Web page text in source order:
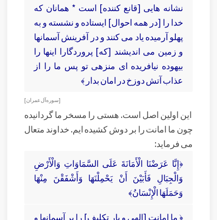
نشانه‏ هايى [قانع كننده] است * همانان كه
خدا را [در همه احوال] ايستاده و نشسته و به
پهلو آرميده ياد مى كنند و در آفرينش آسمانها
و زمين مى‏ انديشند [كه] پروردگارا اينها را
بيهوده نيافريده‏ اى منزهى تو پس ما را از
عذاب آتش دوزخ در امان بدار ﴾
[ سوره آل عمران ]
این اولین اصل است. هستی را مسخر ما گردانیده
چون ما امانت را بر دوش کشیده ایم. خداوند متعال
می فرماید:
﴿إِنَّا عَرَضْنَا الْأَمَانَةَ عَلَى السَّمَاوَاتِ وَالْأَرْضِ
وَالْجِبَالِ فَأَبَيْنَ أَنْ يَحْمِلْنَهَا وَأَشْفَقْنَ مِنْهَا
وَحَمَلَهَا الْإِنْسَانُ﴾
﴿ ما امانت [الهى و بار تكليف] را بر آسمانها و